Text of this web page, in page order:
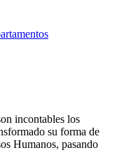
incontables los
su forma de
Humanos, pasando